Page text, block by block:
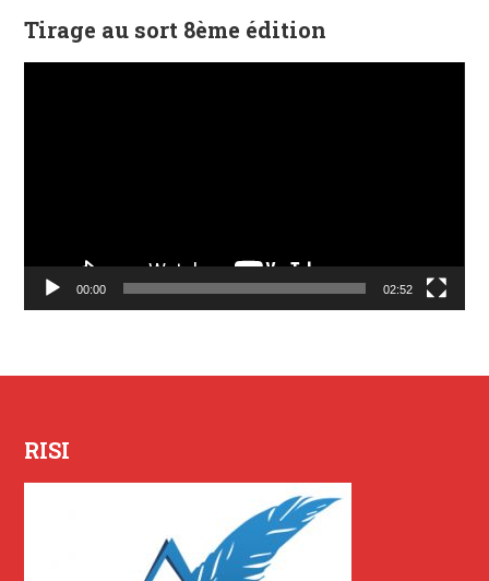
Tirage au sort 8ème édition
00:00 02:52
RISI